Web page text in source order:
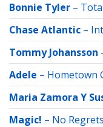
Bonnie Tyler –
Chase Atlantic –
Tommy Johansson
Adele – Hometown
Maria Zamora Y
Magic! – No Regrets